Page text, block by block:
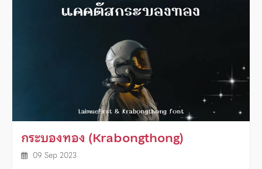
กระบองทอง (Krabongthong)
09 Sep 2023